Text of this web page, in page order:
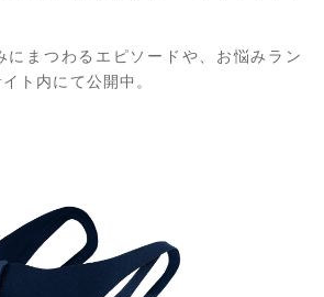
にまつわるエピソードや、お悩みラン
ト内にて公開中。